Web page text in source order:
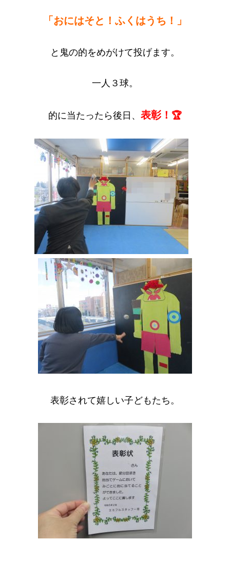
「おにはそと！ふくはうち！」
と鬼の的をめがけて投げます。
一人３球。
的に当たったら後日、 表彰！ 🏆
表彰されて嬉しい子どもたち。